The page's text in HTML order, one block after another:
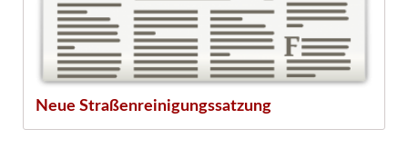
Neue Straßenreinigungssatzung